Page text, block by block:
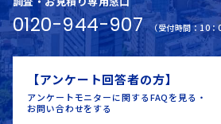
0120-944-907 （受付時間：10：
【アンケート回答者の方】
アンケートモニターに関するFAQを見る・
お問い合わせをする